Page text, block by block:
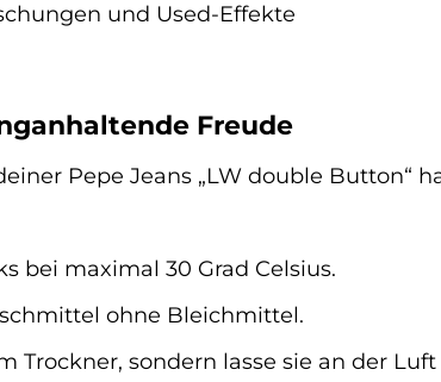
und Used-Effekte
Freude
Pepe Jeans „LW double Button“
bei maximal 30 Grad Celsius.
ohne Bleichmittel.
Trockner, sondern lasse sie an der